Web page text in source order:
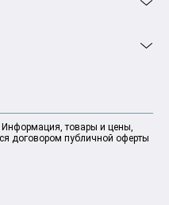
товары и цены,
договором публичной оферты